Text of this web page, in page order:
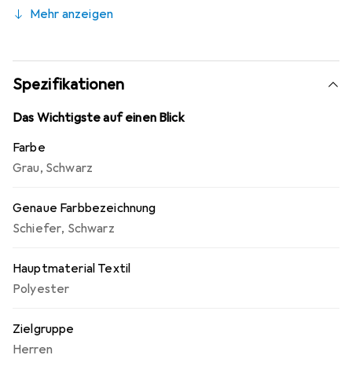
linken Seite. Die Hose verfügt ausserdem über einen
Klettverschluss, einen Reissverschluss und
reflektierende Paspeln für mehr Sicherheit.
Mehr anzeigen
Spezifikationen
Das Wichtigste auf einen Blick
Farbe
Grau, Schwarz
Genaue Farbbezeichnung
Schiefer, Schwarz
Hauptmaterial Textil
Polyester
Zielgruppe
Herren